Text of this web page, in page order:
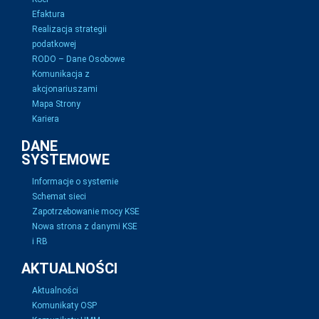
Efaktura
Realizacja strategii
podatkowej
RODO – Dane Osobowe
Komunikacja z
akcjonariuszami
Mapa Strony
Kariera
DANE
SYSTEMOWE
Informacje o systemie
Schemat sieci
Zapotrzebowanie mocy KSE
Nowa strona z danymi KSE
i RB
AKTUALNOŚCI
Aktualności
Komunikaty OSP